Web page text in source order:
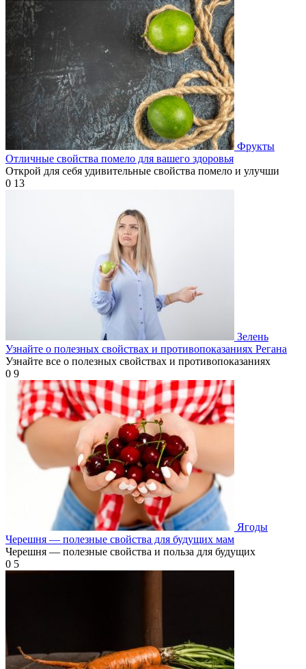
Фрукты
Отличные свойства помело для вашего здоровья
Открой для себя удивительные свойства помело и улучши
0 13
Зелень
Узнайте о полезных свойствах и противопоказаниях Регана
Узнайте все о полезных свойствах и противопоказаниях
0 9
Ягоды
Черешня — полезные свойства для будущих мам
Черешня — полезные свойства и польза для будущих
0 5